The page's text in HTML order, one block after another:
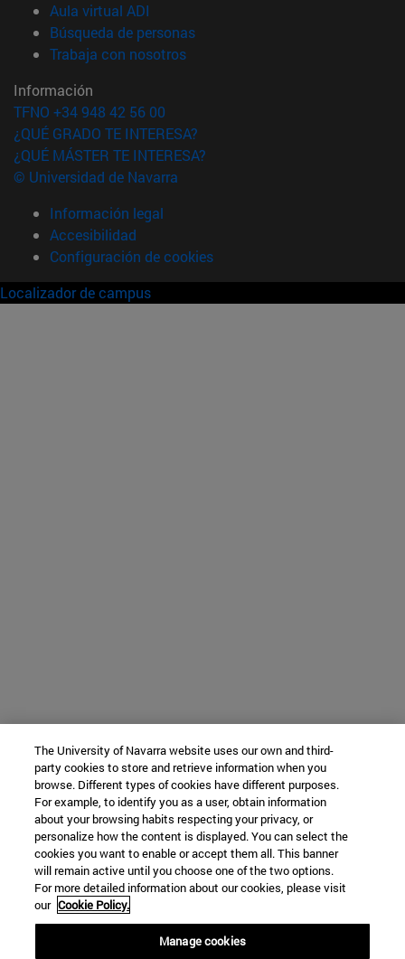
Aula virtual ADI
Búsqueda de personas(abre en nueva ventana)
Trabaja con nosotros(abre en nueva ventana)
Información
TFNO +34 948 42 56 00
¿QUÉ GRADO TE INTERESA?
¿QUÉ MÁSTER TE INTERESA?
© Universidad de Navarra
Información legal
Accesibilidad
Configuración de cookies
Localizador de campus
The University of Navarra website uses our own and third-
party cookies to store and retrieve information when you
browse. Different types of cookies have different purposes.
For example, to identify you as a user, obtain information
about your browsing habits respecting your privacy, or
personalize how the content is displayed. You can select the
cookies you want to enable or accept them all. This banner
will remain active until you choose one of the two options.
For more detailed information about our cookies, please visit
our Cookie Policy.
Manage cookies